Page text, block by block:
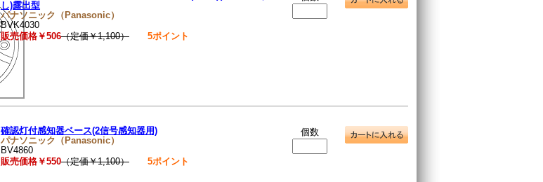
し)露出型
パナソニック（Panasonic）
BVK4030
販売価格￥506（定価￥1,100） 5ポイント
確認灯付感知器ベース(2信号感知器用)
パナソニック（Panasonic）
BV4860
販売価格￥550（定価￥1,100） 5ポイント
個数